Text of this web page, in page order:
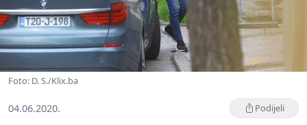
Foto: D. S./Klix.ba
04.06.2020. Podijeli